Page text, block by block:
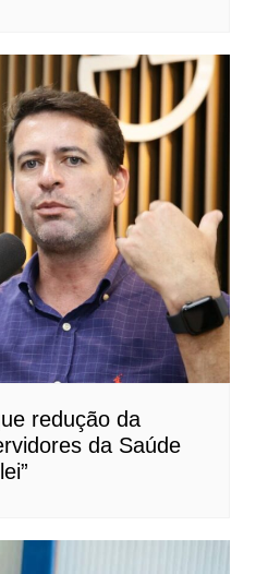
redução da
da Saúde